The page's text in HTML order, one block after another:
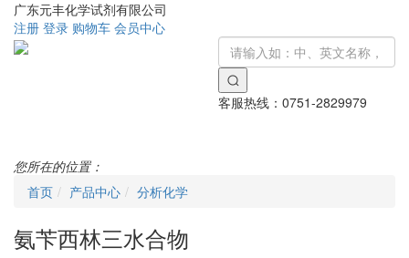
广东元丰化学试剂有限公司
注册 登录 购物车 会员中心
客服热线： 0751-2829979
您所在的位置：
首页
产品中心 分析化学
氨苄西林三水合物